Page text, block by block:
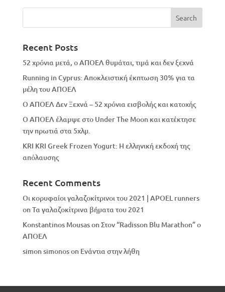
Recent Posts
52 χρόνια μετά, ο ΑΠΟΕΛ θυμάται, τιμά και δεν ξεχνά
Running in Cyprus: Αποκλειστική έκπτωση 30% για τα
μέλη του ΑΠΟΕΛ
Ο ΑΠΟΕΛ Δεν Ξεχνά – 52 χρόνια εισβολής και κατοχής
Ο ΑΠΟΕΛ έλαμψε στο Under The Moon και κατέκτησε
την πρωτιά στα 5χλμ.
KRI KRI Greek Frozen Yogurt: Η ελληνική εκδοχή της
απόλαυσης
Recent Comments
Οι κορυφαίοι γαλαζοκίτρινοι του 2021 | APOEL runners
onΤα γαλαζοκίτρινα βήματα του 2021
Konstantinos MousasonΣτον “Radisson Blu Marathon” ο
ΑΠΟΕΛ
simon simonoson Eνάντια στην λήθη